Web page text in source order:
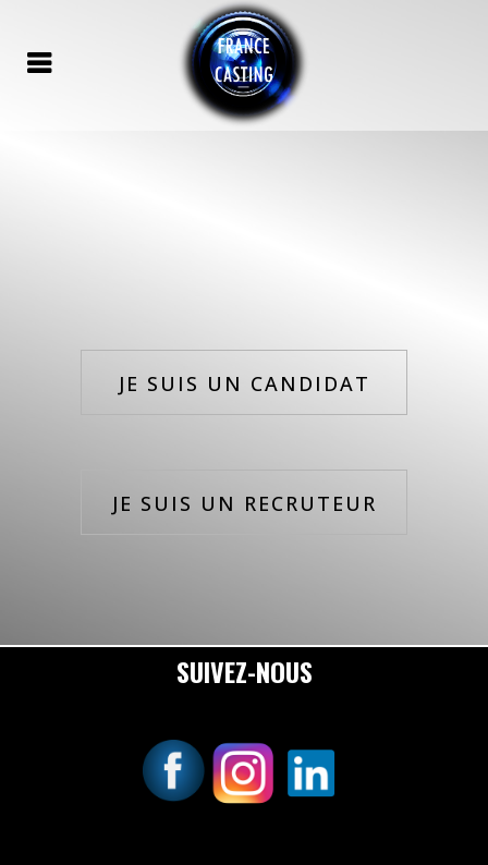
JE SUIS UN CANDIDAT
JE SUIS UN RECRUTEUR
SUIVEZ-NOUS